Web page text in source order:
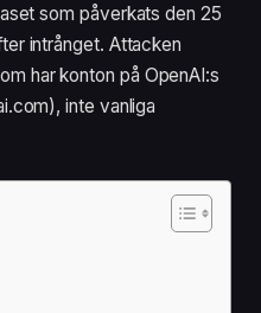
som påverkats den 25
intrånget. Attacken
har konton på OpenAI:s
inte vanliga